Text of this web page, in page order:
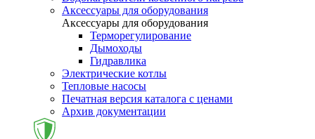
Аксессуары для оборудования
Аксессуары для оборудования
Терморегулирование
Дымоходы
Гидравлика
Электрические котлы
Тепловые насосы
Печатная версия каталога с ценами
Архив документации